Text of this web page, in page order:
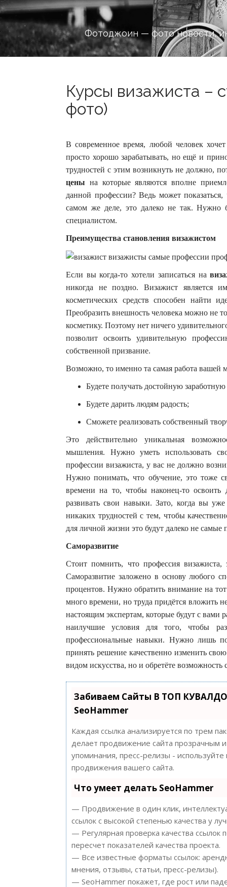
Фотоджоин — фото новости,
Курсы визажиста –
фото)
В современное время, любой человек
просто хорошо зарабатывать, но ещё и
трудностей с этим возникнуть не должно,
цены на которые являются вполне
данной профессии? Ведь может
самом же деле, это далеко не так. Нужно
специалистом.
Преимущества становления визажистом
Если вы когда-то хотели записаться на
никогда не поздно. Визажист является
косметических средств способен найти
Преобразить внешность человека можно не
косметику. Поэтому нет ничего
позволит освоить удивительную
собственной призвание.
Возможно, то именно та самая работа вашей
Будете получать достойную заработную
Будете дарить людям радость;
Сможете реализовать собственный
Это действительно уникальная
мышления. Нужно уметь использовать
профессии визажиста, у вас не должно
Нужно понимать, что обучение, это тоже
времени на то, чтобы наконец-то
развивать свои навыки. Зато, когда вы
никаких трудностей с тем, чтобы
для личной жизни это будут далеко не самые
Саморазвитие
Стоит помнить, что профессия
Саморазвитие заложено в основу любого
процентов. Нужно обратить внимание на
много времени, но труда придётся вложить
настоящим экспертам, которые будут с вами
наилучшие условия для того, чтобы
профессиональные навыки. Нужно лишь
принять решение качественно изменить
видом искусства, но и обретёте
Забиваем Сайты В ТОП
SeoHammer
Каждая ссылка анализируется по трем
делает продвижение сайта прозрачным
упоминания, пресс-релизы -
продвижения вашего сайта.
Что умеет делать SeoHammer
— Продвижение в один клик,
ссылок с высокой степенью качества у
— Регулярная проверка качества
пересчет показателей качества проекта.
— Все известные форматы ссылок:
мнения, отзывы, статьи, пресс-релизы).
— SeoHammer покажет, где рост или